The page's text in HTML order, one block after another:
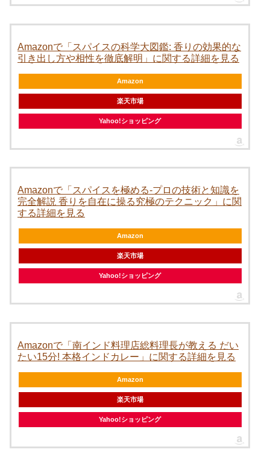
Amazonで「スパイスの科学大図鑑: 香りの効果的な
引き出し方や相性を徹底解明」に関する詳細を見る
Amazon
楽天市場
Yahoo!ショッピング
Amazonで「スパイスを極める-プロの技術と知識を
完全解説 香りを自在に操る究極のテクニック」に関
する詳細を見る
Amazon
楽天市場
Yahoo!ショッピング
Amazonで「南インド料理店総料理長が教える だい
たい15分! 本格インドカレー」に関する詳細を見る
Amazon
楽天市場
Yahoo!ショッピング